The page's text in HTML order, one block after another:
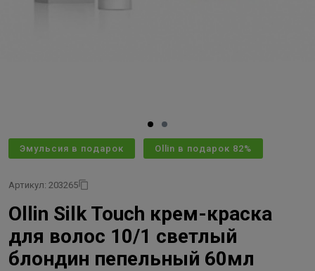
Эмульсия в подарок Ollin в подарок 82%
Артикул: 203265
Ollin Silk Touch крем-краска
для волос 10/1 светлый
блондин пепельный 60мл